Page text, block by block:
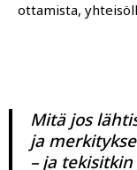
ottamista,
Mitä jos
ja
– ja